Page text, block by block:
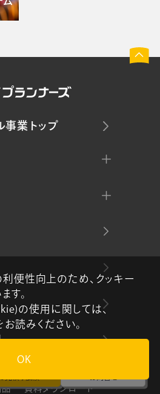
事業トップ
品 資料ダウンロード
利便性向上のため、クッキー
す。
の使用に関しては、
お読みください。
OK